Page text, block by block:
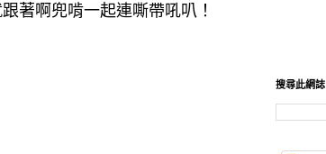
著啊兜啃一起連嘶帶吼叭！
搜尋此網誌